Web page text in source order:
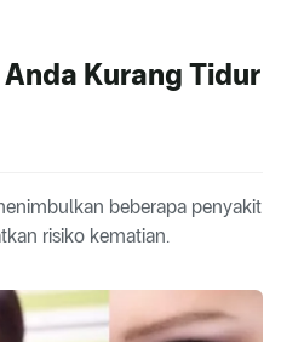
Kurang Tidur
beberapa penyakit
risiko kematian.